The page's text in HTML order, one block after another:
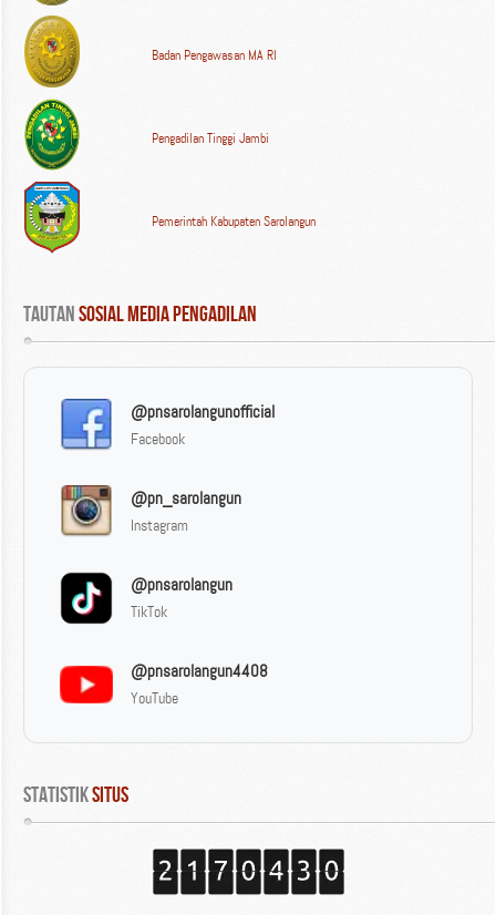
Badan Pengawasan MA RI
Pengadilan Tinggi Jambi
Pemerintah Kabupaten Sarolangun
Tautan Sosial Media Pengadilan
@pnsarolangunofficial
Facebook
@pn_sarolangun
Instagram
@pnsarolangun
TikTok
@pnsarolangun4408
YouTube
Statistik Situs